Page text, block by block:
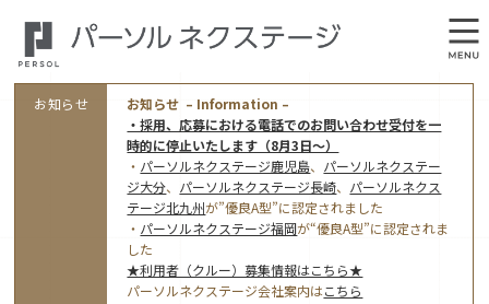
オフィス案内・アクセス
お知らせ
お知らせ – Information –
・採用、応募における電話でのお問い合わせ受付を一
時的に停止いたします（8月3日～）
・ パーソルネクステージ鹿児島、 パーソルネクステー
ジ大分、 パーソルネクステージ長崎、 パーソルネクス
テージ北九州が”優良A型”に認定されました
・ パーソルネクステージ福岡が“優良A型”に認定されま
した
★利用者（クルー）募集情報はこちら★
パーソルネクステージ会社案内はこちら